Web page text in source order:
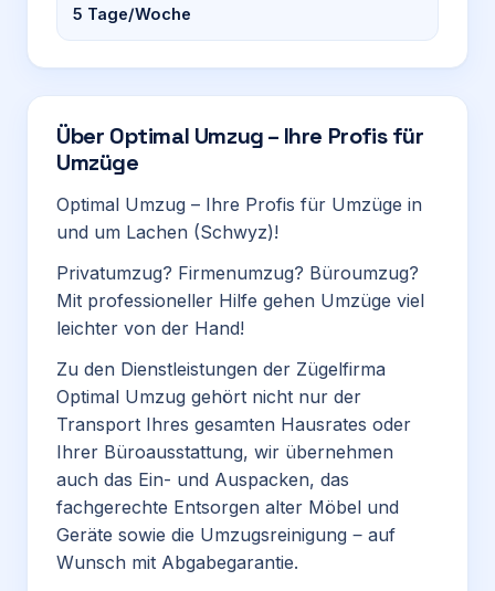
5 Tage/Woche
Über Optimal Umzug – Ihre Profis für
Umzüge
Optimal Umzug – Ihre Profis für Umzüge in
und um Lachen (Schwyz)!
Privatumzug? Firmenumzug? Büroumzug?
Mit professioneller Hilfe gehen Umzüge viel
leichter von der Hand!
Zu den Dienstleistungen der Zügelfirma
Optimal Umzug gehört nicht nur der
Transport Ihres gesamten Hausrates oder
Ihrer Büroausstattung, wir übernehmen
auch das Ein- und Auspacken, das
fachgerechte Entsorgen alter Möbel und
Geräte sowie die Umzugsreinigung ‒ auf
Wunsch mit Abgabegarantie.